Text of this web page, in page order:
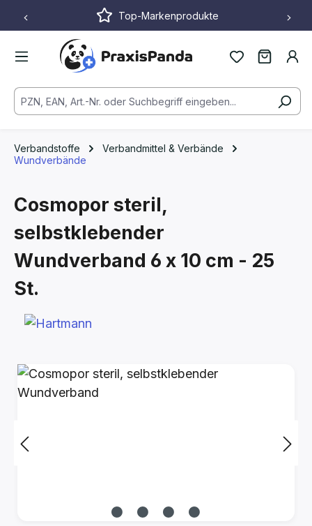
Zum Hauptinhalt springenTop-Markenprodukte
Verbandstoffe
Verbandmittel & Verbände
Wundverbände
Cosmopor steril,
selbstklebender
Wundverband 6 x 10 cm - 25
St.
Bildergalerie überspringen